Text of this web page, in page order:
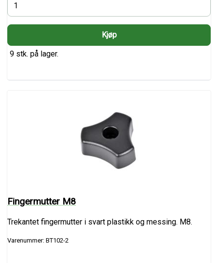
9 stk. på lager.
Fingermutter M8
Trekantet fingermutter i svart plastikk og messing. M8.
Varenummer: BT102-2